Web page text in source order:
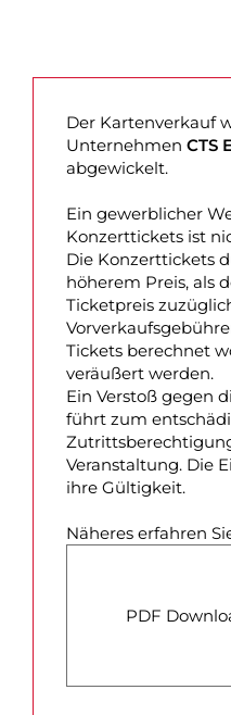
Der Kartenverkauf
Unternehmen CTS
abgewickelt.
Ein gewerblicher
Konzerttickets ist
Die Konzerttickets
höherem Preis, als
Ticketpreis
Tickets berechnet
veräußert werden.
Ein Verstoß gegen
führt zum
Veranstaltung. Die
ihre Gültigkeit.
Näheres erfahren
PDF